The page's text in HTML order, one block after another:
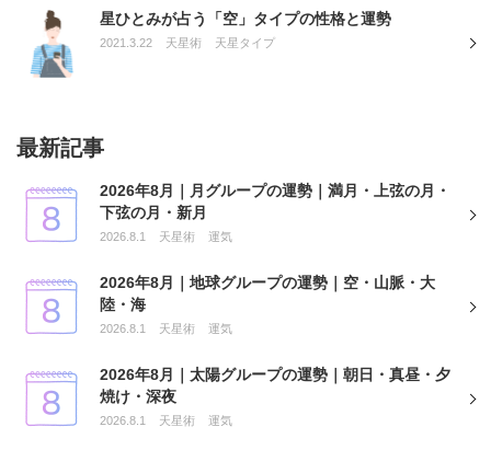
星ひとみが占う「空」タイプの性格と運勢
2021.3.22 天星術 天星タイプ
最新記事
2026年8月｜月グループの運勢｜満月・上弦の月・
下弦の月・新月
2026.8.1 天星術 運気
2026年8月｜地球グループの運勢｜空・山脈・大
陸・海
2026.8.1 天星術 運気
2026年8月｜太陽グループの運勢｜朝日・真昼・夕
焼け・深夜
2026.8.1 天星術 運気